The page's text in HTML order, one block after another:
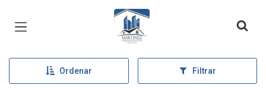
Página inicial
Ordenar Filtrar